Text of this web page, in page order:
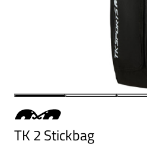
TK 2 Stickbag